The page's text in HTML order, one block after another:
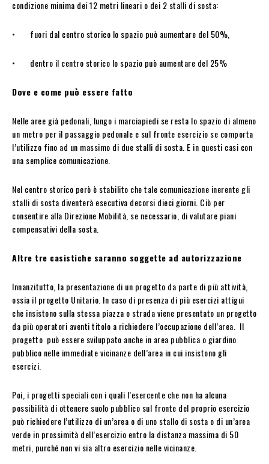
condizione minima dei 12 metri lineari o dei 2 stalli di sosta:
• fuori dal centro storico lo spazio può aumentare del 50%,
• dentro il centro storico lo spazio può aumentare del 25%
Dove e come può essere fatto
Nelle aree già pedonali, lungo i marciapiedi se resta lo spazio di almeno
un metro per il passaggio pedonale e sul fronte esercizio se comporta
l’utilizzo fino ad un massimo di due stalli di sosta. E in questi casi con
una semplice comunicazione.
Nel centro storico però è stabilito che tale comunicazione inerente gli
stalli di sosta diventerà esecutiva decorsi dieci giorni. Ciò per
consentire alla Direzione Mobilità, se necessario, di valutare piani
compensativi della sosta.
Altre tre casistiche saranno soggette ad autorizzazione
Innanzitutto, la presentazione di un progetto da parte di più attività,
ossia il progetto Unitario. In caso di presenza di più esercizi attigui
che insistono sulla stessa piazza o strada viene presentato un progetto
da più operatori aventi titolo a richiedere l’occupazione dell’area. Il
progetto può essere sviluppato anche in area pubblica o giardino
pubblico nelle immediate vicinanze dell’area in cui insistono gli
esercizi.
Poi, i progetti speciali con i quali l’esercente che non ha alcuna
possibilità di ottenere suolo pubblico sul fronte del proprio esercizio
può richiedere l’utilizzo di un’area o di uno stallo di sosta o di un’area
verde in prossimità dell’esercizio entro la distanza massima di 50
metri, purché non vi sia altro esercizio nelle vicinanze.